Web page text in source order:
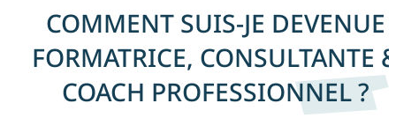
COMMENT SUIS-JE DEVENUE
FORMATRICE, CONSULTANTE
COACH PROFESSIONNEL ?